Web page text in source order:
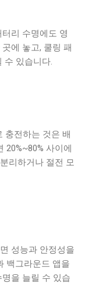
었습니다. 실제
리 수명에도 영
에 놓고, 쿨링 패
수 있습니다.
충전하는 것은 배
20%~80% 사이에
리하거나 절전 모
성능과 안정성을
백그라운드 앱을
을 늘릴 수 있습